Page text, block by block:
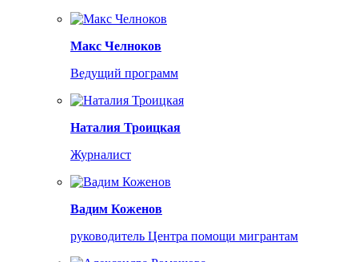
Макс Челноков
Ведущий программ
Наталия Троицкая
Журналист
Вадим Коженов
руководитель Центра помощи мигрантам